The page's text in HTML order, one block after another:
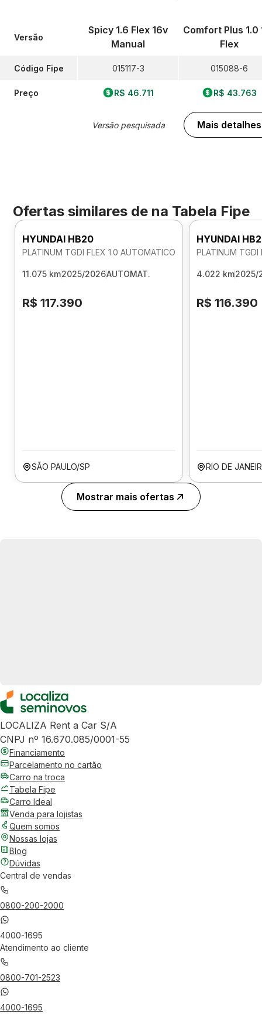
Versão
Código Fipe
Preço
Spicy 1.6 Flex 16v
Manual
015117-3
R$ 46.711
Versão pesquisada
Comfort Plus 1.0
Flex
015088-6
R$ 43.763
Mais detalhes
Ofertas similares de na Tabela Fipe
HYUNDAI HB20
PLATINUM TGDI FLEX 1.0 AUTOMATICO
11.075 km2025/2026AUTOMAT.
R$ 117.390
SÃO PAULO/SP
HYUNDAI
PLATINUM TGDI
4.022 km2025/
R$ 116.390
RIO DE
Mostrar mais ofertas
LOCALIZA Rent a Car S/A
CNPJ nº 16.670.085/0001-55
Financiamento
Parcelamento no cartão
Carro na troca
Tabela Fipe
Carro Ideal
Venda para lojistas
Quem somos
Nossas lojas
Blog
Dúvidas
Central de vendas
0800-200-2000
4000-1695
Atendimento ao cliente
0800-701-2523
4000-1695